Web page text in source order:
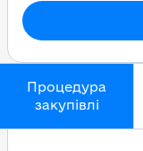
Процедура
закупівлі